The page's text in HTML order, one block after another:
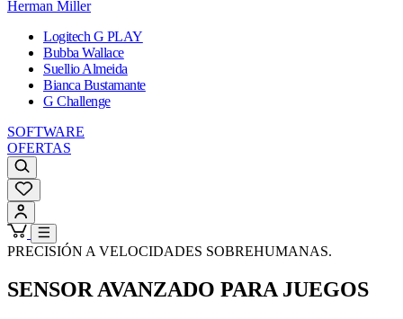
Herman Miller
Logitech G PLAY
Bubba Wallace
Suellio Almeida
Bianca Bustamante
G Challenge
SOFTWARE
OFERTAS
PRECISIÓN A VELOCIDADES SOBREHUMANAS.
SENSOR AVANZADO PARA JUEGOS